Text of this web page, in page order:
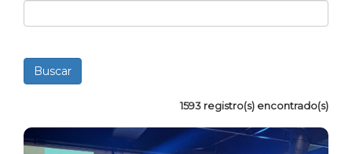
1593 registro(s) encontrado(s)